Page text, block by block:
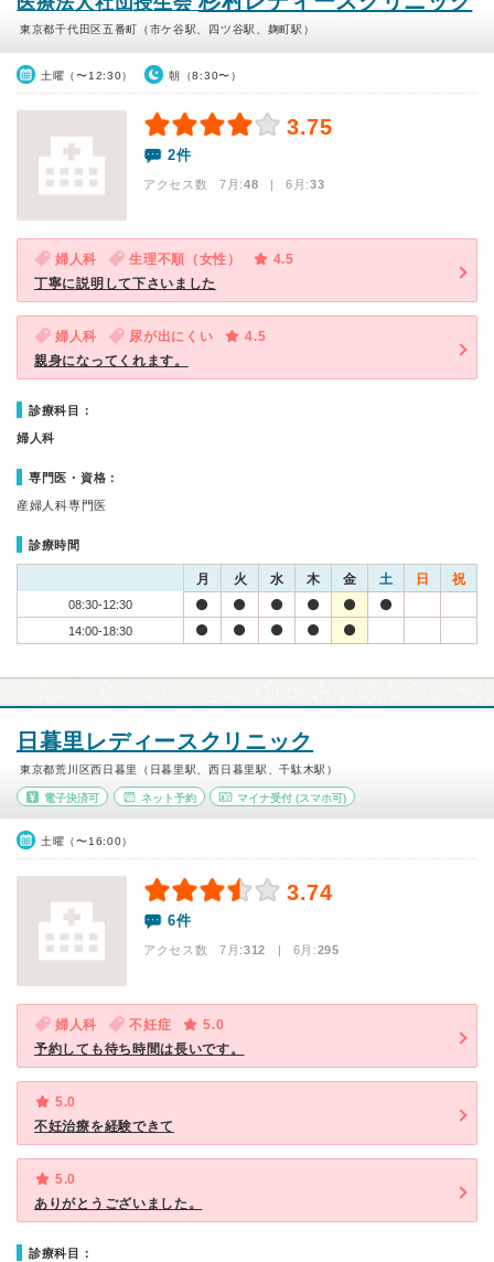
東京都千代田区五番町（市ケ谷駅、四ツ谷駅、麹町駅）
土曜（〜12:30） 朝（8:30〜）
3.75
2件
アクセス数 7月:48 | 6月:33
婦人科 生理不順（女性）
4.5
丁寧に説明して下さいました
婦人科 尿が出にくい
4.5
親身になってくれます。
診療科目：
婦人科
専門医・資格：
産婦人科専門医
診療時間
月 火 水 木 金 土 日 祝
08:30-12:30
14:00-18:30
日暮里レディースクリニック
東京都荒川区西日暮里（日暮里駅、西日暮里駅、千駄木駅）
電子決済可 ネット予約 マイナ受付 (スマホ可)
土曜（〜16:00）
3.74
6件
アクセス数 7月:312 | 6月:295
婦人科 不妊症
5.0
予約しても待ち時間は長いです。
5.0
不妊治療を経験できて
5.0
ありがとうございました。
診療科目：